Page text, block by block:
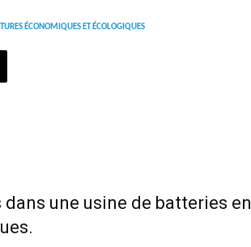
ÉCONOMIQUES ET ÉCOLOGIQUES
une usine de batteries en